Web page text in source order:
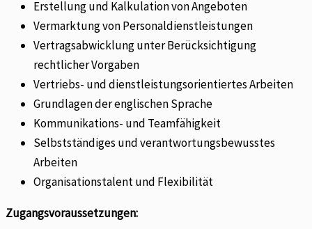
Erstellung und Kalkulation von Angeboten
Vermarktung von Personaldienstleistungen
Vertragsabwicklung unter Berücksichtigung
rechtlicher Vorgaben
Vertriebs- und dienstleistungsorientiertes Arbeiten
Grundlagen der englischen Sprache
Kommunikations- und Teamfähigkeit
Selbstständiges und verantwortungsbewusstes
Arbeiten
Organisationstalent und Flexibilität
Zugangsvoraussetzungen: